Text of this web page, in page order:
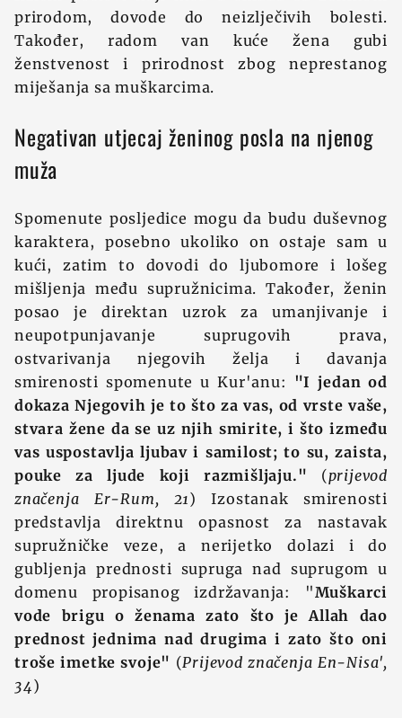
prirodom, dovode do neizlječivih bolesti.
Također, radom van kuće žena gubi
ženstvenost i prirodnost zbog neprestanog
miješanja sa muškarcima.
Negativan utjecaj ženinog posla na njenog
muža
Spomenute posljedice mogu da budu duševnog
karaktera, posebno ukoliko on ostaje sam u
kući, zatim to dovodi do ljubomore i lošeg
mišljenja među supružnicima. Također, ženin
posao je direktan uzrok za umanjivanje i
neupotpunjavanje suprugovih prava,
ostvarivanja njegovih želja i davanja
smirenosti spomenute u Kur'anu: "I jedan od
dokaza Njegovih je to što za vas, od vrste vaše,
stvara žene da se uz njih smirite, i što između
vas uspostavlja ljubav i samilost; to su, zaista,
pouke za ljude koji razmišljaju." (prijevod
značenja Er-Rum, 21) Izostanak smirenosti
predstavlja direktnu opasnost za nastavak
supružničke veze, a nerijetko dolazi i do
gubljenja prednosti supruga nad suprugom u
domenu propisanog izdržavanja: "Muškarci
vode brigu o ženama zato što je Allah dao
prednost jednima nad drugima i zato što oni
troše imetke svoje" (Prijevod značenja En-Nisa',
34)